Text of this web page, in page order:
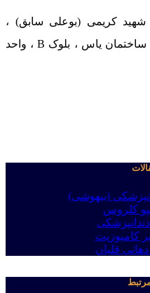
شهید کریمی (بوعلی سابق) ،
نرسیده به چهار راه اسدی ، پلاک ۲ ساختمان یاس ، بلوک B ، واحد
(بیهوشی)
کلروس
کامپوزیت
قلیان